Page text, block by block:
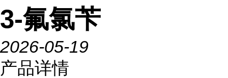
3-氟氯苄
2026-05-19
产品详情